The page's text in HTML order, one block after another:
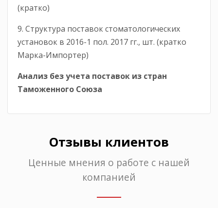
(кратко)
9. Структура поставок стоматологических
установок в 2016-1 пол. 2017 гг., шт. (кратко
Марка-Импортер)
Анализ без учета поставок из стран
Таможенного Союза
Отзывы клиентов
Ценные мнения о работе с нашей
компанией